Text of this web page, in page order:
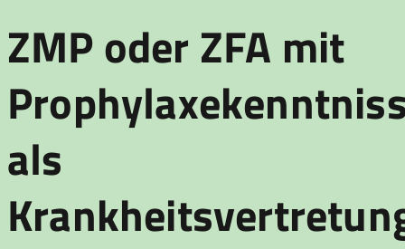
ZMP oder ZFA mit
als